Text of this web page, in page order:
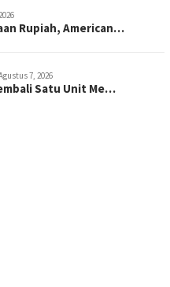
Rupiah, American…
7, 2026
Satu Unit Me…